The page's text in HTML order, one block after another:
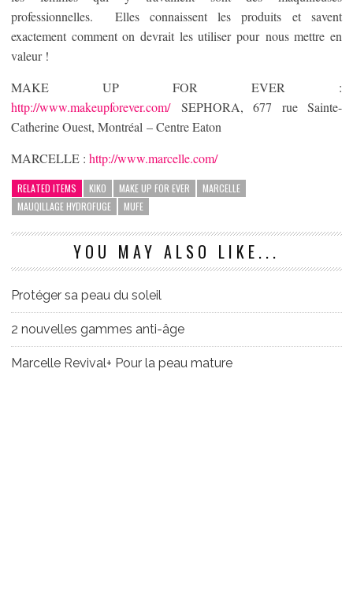
professionnelles. Elles connaissent les produits et savent
exactement comment on devrait les utiliser pour nous mettre en
valeur !
MAKE UP FOR EVER :
http://www.makeupforever.com/SEPHORA, 677 rue Sainte-
Catherine Ouest, Montréal – Centre Eaton
MARCELLE : http://www.marcelle.com/
RELATED ITEMS KIKO MAKE UP FOR EVER
MARCELLE
MAUQILLAGE HYDROFUGE
MUFE
YOU MAY ALSO LIKE...
Protéger sa peau du soleil
2 nouvelles gammes anti-âge
Marcelle Revival+ Pour la peau mature